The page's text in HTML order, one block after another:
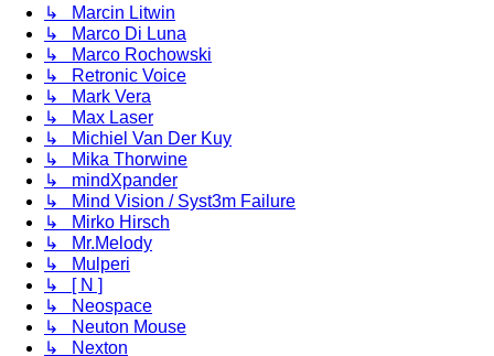
↳ Marcin Litwin
↳ Marco Di Luna
↳ Marco Rochowski
↳ Retronic Voice
↳ Mark Vera
↳ Max Laser
↳ Michiel Van Der Kuy
↳ Mika Thorwine
↳ mindXpander
↳ Mind Vision / Syst3m Failure
↳ Mirko Hirsch
↳ Mr.Melody
↳ Mulperi
↳ [ N ]
↳ Neospace
↳ Neuton Mouse
↳ Nexton